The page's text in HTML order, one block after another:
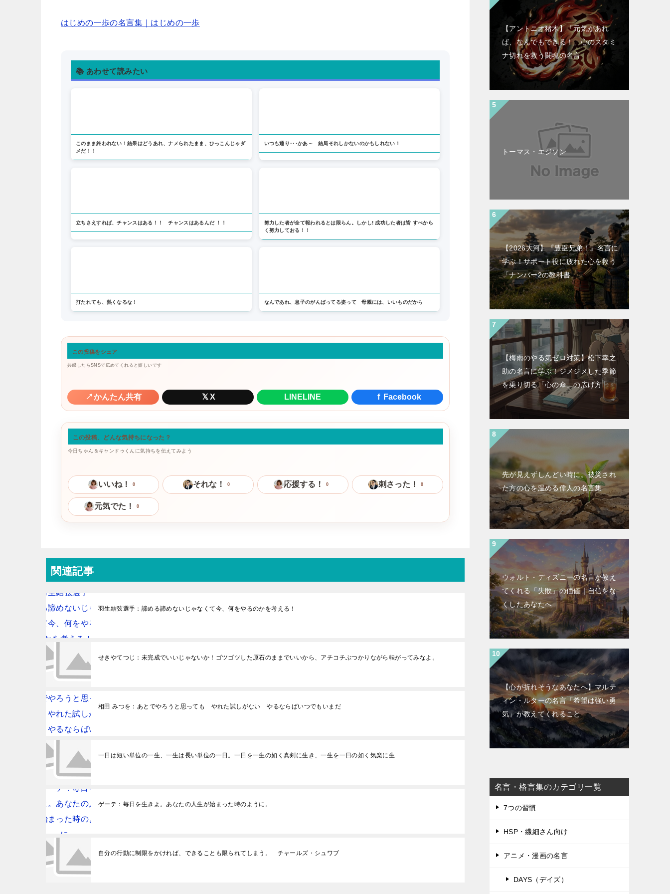
はじめの一歩の名言集｜はじめの一歩
📚 あわせて読みたい
このまま終われない！結果はどうあれ、ナメられたまま、ひっこんじゃダ
メだ！！
いつも通り･･･かあ～ 結局それしかないのかもしれない！
立ちさえすれば、チャンスはある！！ チャンスはあるんだ ！！
努力した者が全て報われるとは限らん。しかし! 成功した者は皆 すべから
く努力しておる！！
打たれても、熱くなるな！ なんであれ、息子のがんばってる姿って 母親には、いいものだから
この投稿をシェア
共感したらSNSで広めてくれると嬉しいです
↗ かんたん共有 𝕏 X LINE LINE f Facebook
この投稿、どんな気持ちになった？
今日ちゃん＆キャンドゥくんに気持ちを伝えてみよう
いいね！ 0 それな！ 0 応援する！ 0 刺さった！ 0
元気でた！ 0
関連記事
羽生結弦選手：諦める諦めないじゃなくて今、何をやるのかを考える！
せきやてつじ：未完成でいいじゃないか！ゴツゴツした原石のままでいいから、アチコチぶつかりながら転がってみなよ。
相田 みつを：あとでやろうと思っても やれた試しがない やるならばいつでもいまだ
一日は短い単位の一生、一生は長い単位の一日。一日を一生の如く真剣に生き、一生を一日の如く気楽に生
ゲーテ：毎日を生きよ。あなたの人生が始まった時のように。
自分の行動に制限をかければ、できることも限られてしまう。 チャールズ・シュワブ
【アントニオ猪木】「元気があれ
ば、なんでもできる！」心のスタミ
ナ切れを救う闘魂の名言
トーマス・エジソン
【2026大河】『豊臣兄弟！』名言に
学ぶ！サポート役に疲れた心を救う
「ナンバー2の教科書」
【梅雨のやる気ゼロ対策】松下幸之
助の名言に学ぶ！ジメジメした季節
を乗り切る「心の傘」の広げ方
先が見えずしんどい時に。被災され
た方の心を温める偉人の名言集
ウォルト・ディズニーの名言が教え
てくれる「失敗」の価値｜自信をな
くしたあなたへ
【心が折れそうなあなたへ】マルテ
ィン・ルターの名言「希望は強い勇
気」が教えてくれること
名言・格言集のカテゴリ一覧
7つの習慣
HSP・繊細さん向け
アニメ・漫画の名言
DAYS（デイズ）